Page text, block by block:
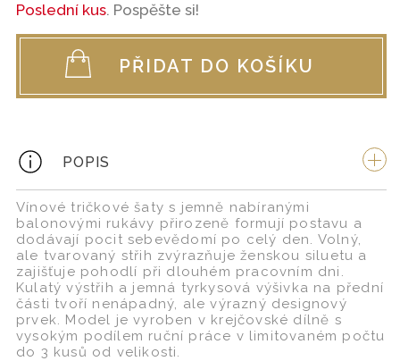
Poslední kus. Pospěšte si!
PŘIDAT DO KOŠÍKU
POPIS
Vínové tričkové šaty s jemně nabíranými
balonovými rukávy přirozeně formují postavu a
dodávají pocit sebevědomí po celý den. Volný,
ale tvarovaný střih zvýrazňuje ženskou siluetu a
zajišťuje pohodlí při dlouhém pracovním dni.
Kulatý výstřih a jemná tyrkysová výšivka na přední
části tvoří nenápadný, ale výrazný designový
prvek. Model je vyroben v krejčovské dílně s
vysokým podílem ruční práce v limitovaném počtu
do 3 kusů od velikosti.